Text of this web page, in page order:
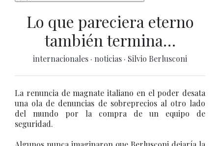
Lo que pareciera eterno
también termina…
internacionales · noticias · Silvio Berlusconi
La renuncia de magnate italiano en el poder desata
una ola de denuncias de sobreprecios al otro lado
del mundo por la compra de un equipo de
seguridad.